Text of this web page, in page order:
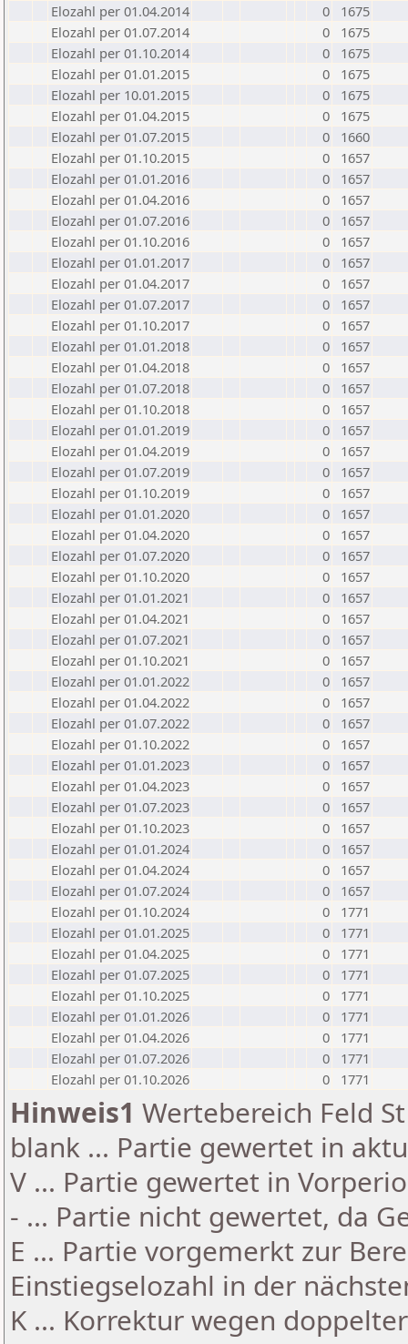
Elozahl per 01.04.2014
0
1675
Elozahl per 01.07.2014
0
1675
Elozahl per 01.10.2014
0
1675
Elozahl per 01.01.2015
0
1675
Elozahl per 10.01.2015
0
1675
Elozahl per 01.04.2015
0
1675
Elozahl per 01.07.2015
0
1660
Elozahl per 01.10.2015
0
1657
Elozahl per 01.01.2016
0
1657
Elozahl per 01.04.2016
0
1657
Elozahl per 01.07.2016
0
1657
Elozahl per 01.10.2016
0
1657
Elozahl per 01.01.2017
0
1657
Elozahl per 01.04.2017
0
1657
Elozahl per 01.07.2017
0
1657
Elozahl per 01.10.2017
0
1657
Elozahl per 01.01.2018
0
1657
Elozahl per 01.04.2018
0
1657
Elozahl per 01.07.2018
0
1657
Elozahl per 01.10.2018
0
1657
Elozahl per 01.01.2019
0
1657
Elozahl per 01.04.2019
0
1657
Elozahl per 01.07.2019
0
1657
Elozahl per 01.10.2019
0
1657
Elozahl per 01.01.2020
0
1657
Elozahl per 01.04.2020
0
1657
Elozahl per 01.07.2020
0
1657
Elozahl per 01.10.2020
0
1657
Elozahl per 01.01.2021
0
1657
Elozahl per 01.04.2021
0
1657
Elozahl per 01.07.2021
0
1657
Elozahl per 01.10.2021
0
1657
Elozahl per 01.01.2022
0
1657
Elozahl per 01.04.2022
0
1657
Elozahl per 01.07.2022
0
1657
Elozahl per 01.10.2022
0
1657
Elozahl per 01.01.2023
0
1657
Elozahl per 01.04.2023
0
1657
Elozahl per 01.07.2023
0
1657
Elozahl per 01.10.2023
0
1657
Elozahl per 01.01.2024
0
1657
Elozahl per 01.04.2024
0
1657
Elozahl per 01.07.2024
0
1657
Elozahl per 01.10.2024
0
1771
Elozahl per 01.01.2025
0
1771
Elozahl per 01.04.2025
0
1771
Elozahl per 01.07.2025
0
1771
Elozahl per 01.10.2025
0
1771
Elozahl per 01.01.2026
0
1771
Elozahl per 01.04.2026
0
1771
Elozahl per 01.07.2026
0
1771
Elozahl per 01.10.2026
0 1771
Hinweis1 Wertebereich Feld
blank ... Partie gewertet in
V ... Partie gewertet in
- ... Partie nicht gewertet, da
E ... Partie vorgemerkt zur
Einstiegselozahl in der
K ... Korrektur wegen